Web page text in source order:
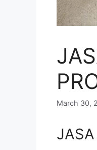
March 30,